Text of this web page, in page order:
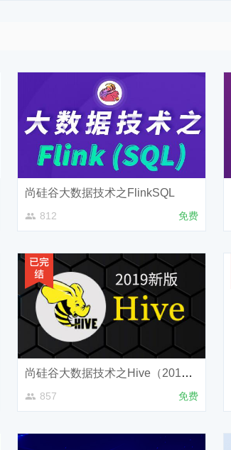
尚硅谷大数据技术之FlinkSQL
812 免费
尚硅谷大数据技术之Hive（2019新版）
857 免费